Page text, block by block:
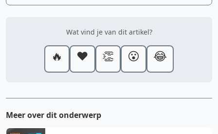
Wat vind je van dit artikel?
🔥 ❤️ 👏 😮 😂
Meer over dit onderwerp